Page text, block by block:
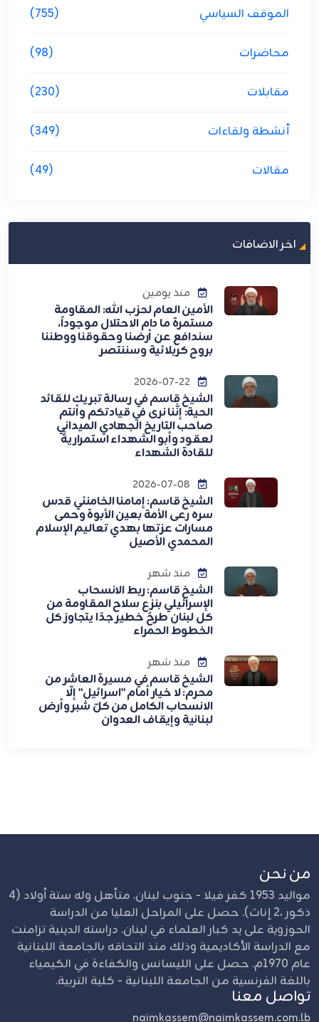
الموقف السياسي (755)
محاضرات (98)
مقابلات (230)
أنشطة ولقاءات (349)
مقالات (49)
اخر الاضافات
منذ يومين
الأمين العام لحزب الله: المقاومة
مستمرة ما دام الاحتلال موجوداً،
سندافع عن أرضنا وحقوقنا ووطننا
بروح كربلائية وسننتصر
الشيخ قاسم في رسالة تبريك للقائد
الحية: إنَّنا نرى في قيادتكم وأنتم
صاحب التاريخ الجهادي الميداني
لعقود وأبو الشهداء استمراريةً
للقادة الشهداء
الشيخ قاسم: إمامنا الخامنئي قدس
سره رعى الأمة بعين الأبوة وحمى
مسارات عزتها بهدي تعاليم الإسلام
المحمدي الأصيل
منذ شهر
الشيخ قاسم: ربط الانسحاب
الإسرائيلي بنزع سلاح المقاومة من
كل لبنان طرحٌ خطير جدًا يتجاوز كل
الخطوط الحمراء
منذ شهر
الشيخ قاسم في مسيرة العاشر من
محرم: لا خيار أمام "اسرائيل" إلّا
الانسحاب الكامل من كلّ شبر وأرض
لبنانية وإيقاف العدوان
من نحن
مواليد 1953 كفر فيلا - جنوب لبنان. متأهل وله ستة أولاد (4
ذكور ،2 إناث). حصل على المراحل العليا من الدراسة
الحوزوية على يد كبار العلماء في لبنان. دراسته الدينية تزامنت
مع الدراسة الأكاديمية وذلك منذ التحاقه بالجامعة اللبنانية
عام 1970م. حصل على الليسانس والكفاءة في الكيمياء
باللغة الفرنسية من الجامعة اللبنانية - كلية التربية.
تواصل معنا